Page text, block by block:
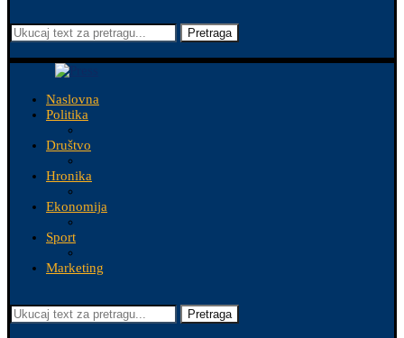
Pretraga
Naslovna
Politika
Društvo
Hronika
Ekonomija
Sport
Marketing
Pretraga